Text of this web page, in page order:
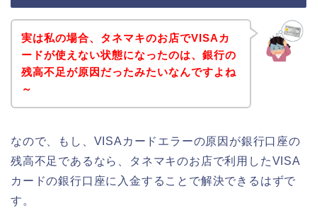
実は私の場合、タネマキのお店でVISAカ
ードが使えない状態になったのは、銀行の
残高不足が原因だったみたいなんですよね
～
なので、もし、VISAカードエラーの原因が銀行口座の
残高不足であるなら、タネマキのお店で利用したVISA
カードの銀行口座に入金することで解決できるはずで
す。